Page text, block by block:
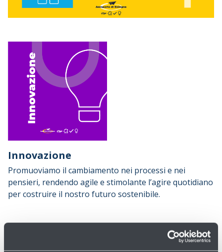
Innovazione
Promuoviamo il cambiamento nei processi e nei
pensieri, rendendo agile e stimolante l’agire quotidiano
per costruire il nostro futuro sostenibile.